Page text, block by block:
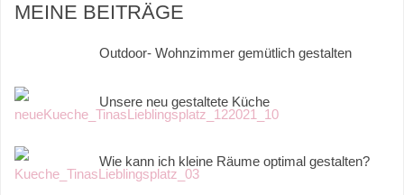
MEINE BEITRÄGE
Outdoor- Wohnzimmer gemütlich gestalten
Unsere neu gestaltete Küche
Wie kann ich kleine Räume optimal gestalten?